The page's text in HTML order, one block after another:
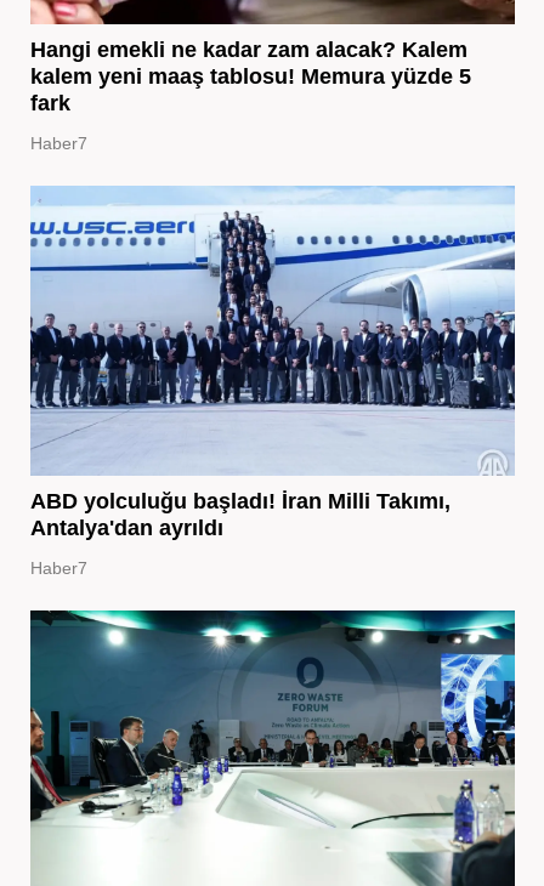
Hangi emekli ne kadar zam alacak? Kalem
kalem yeni maaş tablosu! Memura yüzde 5
fark
Haber7
ABD yolculuğu başladı! İran Milli Takımı,
Antalya'dan ayrıldı
Haber7